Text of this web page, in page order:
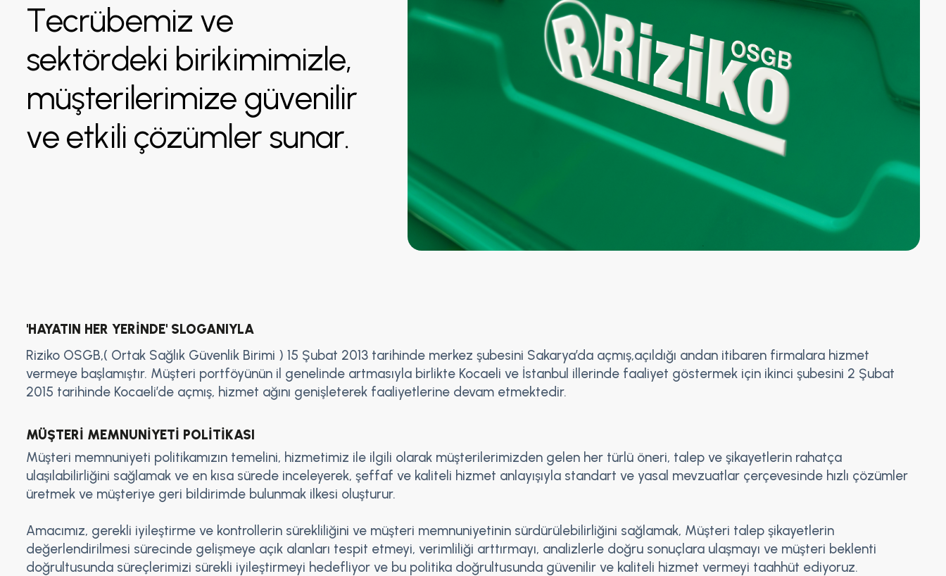
Tecrübemiz ve
sektördeki birikimimizle,
müşterilerimize güvenilir
veetkili çözümler sunar.
'HAYATIN HER YERİNDE' SLOGANIYLA
Riziko OSGB,( Ortak Sağlık Güvenlik Birimi ) 15 Şubat 2013 tarihinde merkez şubesini Sakarya’da açmış,açıldığı andan itibaren firmalara hizmet
vermeye başlamıştır. Müşteri portföyünün il genelinde artmasıyla birlikte Kocaeli ve İstanbul illerinde faaliyet göstermek için ikinci şubesini 2 Şubat
2015 tarihinde Kocaeli’de açmış, hizmet ağını genişleterek faaliyetlerine devam etmektedir.
MÜŞTERİ MEMNUNİYETİ POLİTİKASI
Müşteri memnuniyeti politikamızın temelini, hizmetimiz ile ilgili olarak müşterilerimizden gelen her türlü öneri, talep ve şikayetlerin rahatça
ulaşılabilirliğini sağlamak ve en kısa sürede inceleyerek, şeffaf ve kaliteli hizmet anlayışıyla standart ve yasal mevzuatlar çerçevesinde hızlı çözümler
üretmek ve müşteriye geri bildirimde bulunmak ilkesi oluşturur.
Amacımız, gerekli iyileştirme ve kontrollerin sürekliliğini ve müşteri memnuniyetinin sürdürülebilirliğini sağlamak, Müşteri talep şikayetlerin
değerlendirilmesi sürecinde gelişmeye açık alanları tespit etmeyi, verimliliği arttırmayı, analizlerle doğru sonuçlara ulaşmayı ve müşteri beklenti
doğrultusunda süreçlerimizi sürekli iyileştirmeyi hedefliyor ve bu politika doğrultusunda güvenilir ve kaliteli hizmet vermeyi taahhüt ediyoruz.